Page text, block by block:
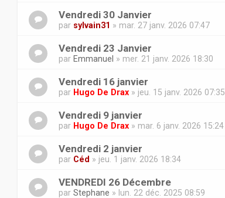
Vendredi 30 Janvier
par sylvain31 » mar. 27 janv. 2026 07:47
Vendredi 23 Janvier
par Emmanuel » mer. 21 janv. 2026 18:30
Vendredi 16 janvier
par Hugo De Drax » jeu. 15 janv. 2026 07:35
Vendredi 9 janvier
par Hugo De Drax » mar. 6 janv. 2026 15:24
Vendredi 2 janvier
par Céd » jeu. 1 janv. 2026 18:34
VENDREDI 26 Décembre
par Stephane » lun. 22 déc. 2025 08:59